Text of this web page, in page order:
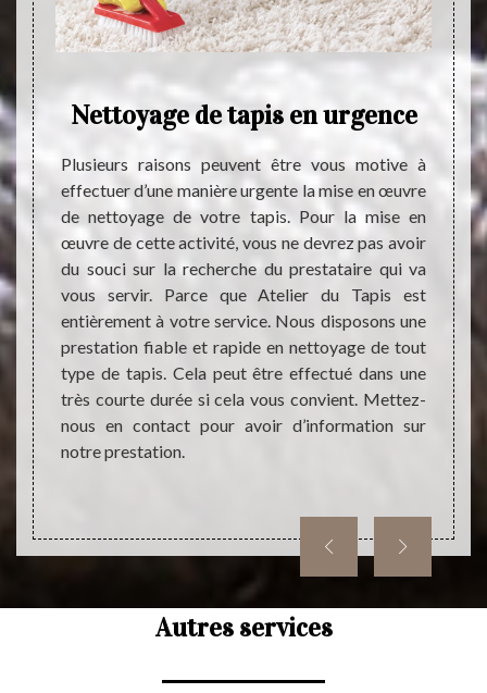
ont
et
est
et
du
la
de
Nettoyage de tapis en urgence
Plusieurs raisons peuvent être vous motive à
effectuer d’une manière urgente la mise en œuvre
de nettoyage de votre tapis. Pour la mise en
œuvre de cette activité, vous ne devrez pas avoir
du souci sur la recherche du prestataire qui va
vous servir. Parce que Atelier du Tapis est
entièrement à votre service. Nous disposons une
prestation fiable et rapide en nettoyage de tout
type de tapis. Cela peut être effectué dans une
très courte durée si cela vous convient. Mettez-
nous en contact pour avoir d’information sur
notre prestation.
nous
est
des
de
tapis.
Autres services